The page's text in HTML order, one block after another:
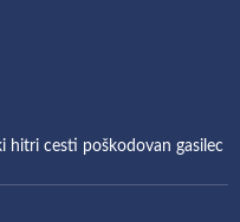
hitri cesti poškodovan gasilec